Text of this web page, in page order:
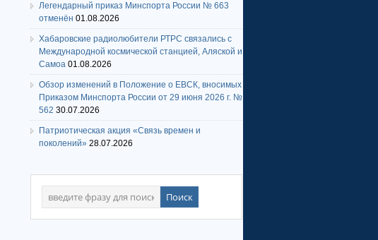
Легендарный приказ Минспорта России № 663
отменён 01.08.2026
Хабаровские радиолюбители РТРС связались с
Международной космической станцией, Аляской и
Самоа 01.08.2026
Обзор изменений в Положение о ЕВСК, вносимых
Приказом Минспорта России от 29 июня 2026 г. №
562 30.07.2026
Патриотическая акция «Связь времен и
поколений» 28.07.2026